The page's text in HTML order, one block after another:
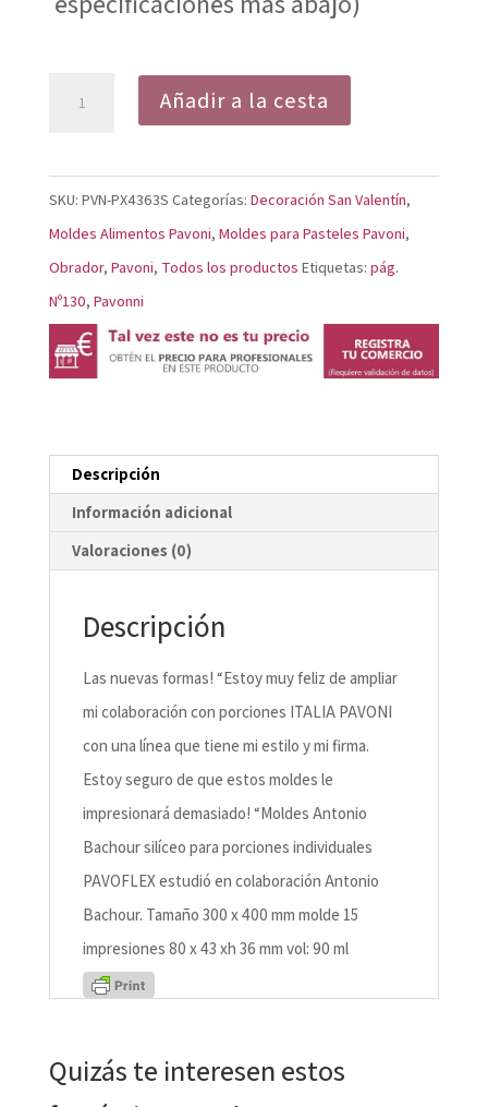
Monoporciones
cantidad
Añadir a la cesta
SKU: PVN-PX4363S Categorías: Decoración San Valentín,
Moldes Alimentos Pavoni, Moldes para Pasteles Pavoni,
Obrador, Pavoni, Todos los productos Etiquetas: pág.
Nº130, Pavonni
Descripción
Información adicional
Valoraciones (0)
Descripción
Las nuevas formas! “Estoy muy feliz de ampliar
mi colaboración con porciones ITALIA PAVONI
con una línea que tiene mi estilo y mi firma.
Estoy seguro de que estos moldes le
impresionará demasiado! “Moldes Antonio
Bachour silíceo para porciones individuales
PAVOFLEX estudió en colaboración Antonio
Bachour. Tamaño 300 x 400 mm molde 15
impresiones 80 x 43 xh 36 mm vol: 90 ml
Quizás te interesen estos